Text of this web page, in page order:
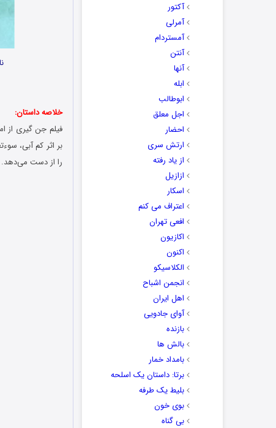
آکتور
آمرلی
آمستردام
آنتن
آنها
ابله
ابوطالب
اجل معلق
احضار
ارتش سری
از یاد رفته
ازازیل
اسکار
اعتراف می کنم
افعی تهران
اکازیون
اکنون
الکلاسیکو
انجمن اشباح
اهل ایران
آوای جادویی
بازنده
بالش ها
بامداد خمار
برتا: داستان یک اسلحه
بلیط یک‌‌ طرفه
بوی خون
بی گناه
خلاصه داستان:
بر اثر کم آبی،
را از دست می‌دهد.